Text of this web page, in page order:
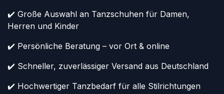
✔️ Große Auswahl an Tanzschuhen für Damen,
Herren und Kinder
✔️ Persönliche Beratung – vor Ort & online
✔️ Schneller, zuverlässiger Versand aus Deutschland
✔️ Hochwertiger Tanzbedarf für alle Stilrichtungen